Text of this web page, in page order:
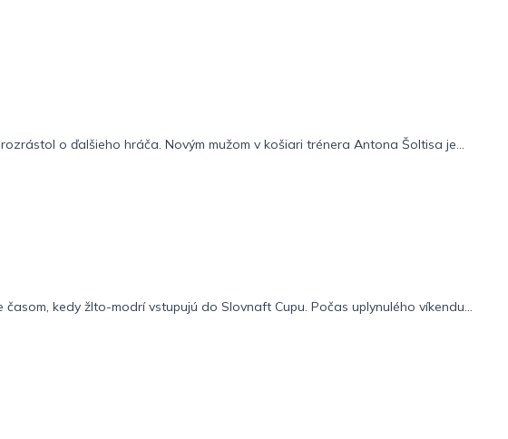
o ďalšieho hráča. Novým mužom v košiari trénera Antona Šoltisa je...
kedy žlto-modrí vstupujú do Slovnaft Cupu. Počas uplynulého víkendu...